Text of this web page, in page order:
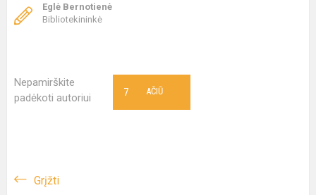
Eglė Bernotienė
Bibliotekininkė
Nepamirškite
padėkoti autoriui
AČIŪ
7
Grįžti